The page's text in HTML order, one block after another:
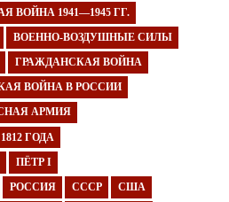
ВОЙНА 1941—1945 ГГ.
ВОЕННО-ВОЗДУШНЫЕ СИЛЫ
ГРАЖДАНСКАЯ ВОЙНА
ВОЙНА В РОССИИ
АРМИЯ
ГОДА
ПЁТР I
РОССИЯ СССР США